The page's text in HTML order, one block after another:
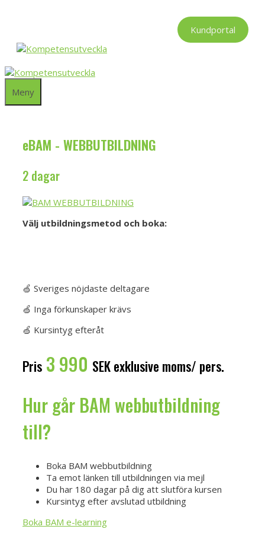
Kundportal
Meny
eBAM - WEBBUTBILDNING
2 dagar
Välj utbildningsmetod och boka:
🍏 Sveriges nöjdaste deltagare
🍏 Inga förkunskaper krävs
🍏 Kursintyg efteråt
Pris 3 990 SEK exklusive moms/ pers.
Hur går BAM webbutbildning
till?
Boka BAM webbutbildning
Ta emot länken till utbildningen via mejl
Du har 180 dagar på dig att slutföra kursen
Kursintyg efter avslutad utbildning
Boka BAM e-learning